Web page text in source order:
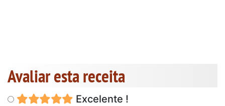
Avaliar esta receita
Excelente !